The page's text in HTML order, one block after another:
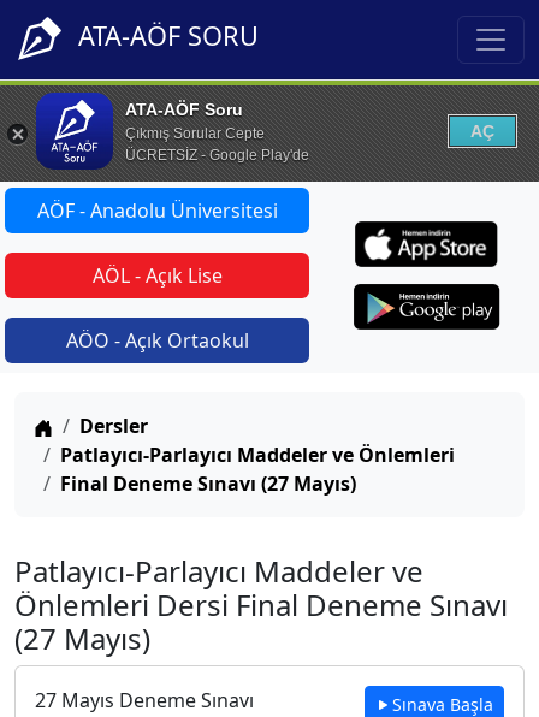
ATA-AÖF SORU
ATA-AÖF Soru
Çıkmış Sorular Cepte
ÜCRETSİZ - Google Play'de
AÇ
AÖF - Anadolu Üniversitesi
AÖL - Açık Lise
AÖO - Açık Ortaokul
Anasayfa
Dersler
Patlayıcı-Parlayıcı Maddeler ve Önlemleri
Final Deneme Sınavı (27 Mayıs)
Patlayıcı-Parlayıcı Maddeler ve
Önlemleri Dersi Final Deneme Sınavı
(27 Mayıs)
27 Mayıs Deneme Sınavı Sınava Başla